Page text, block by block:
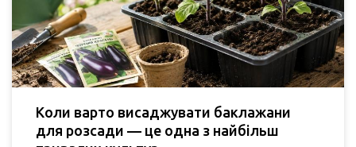
Коли варто висаджувати баклажани
для розсади — це одна з найбільш